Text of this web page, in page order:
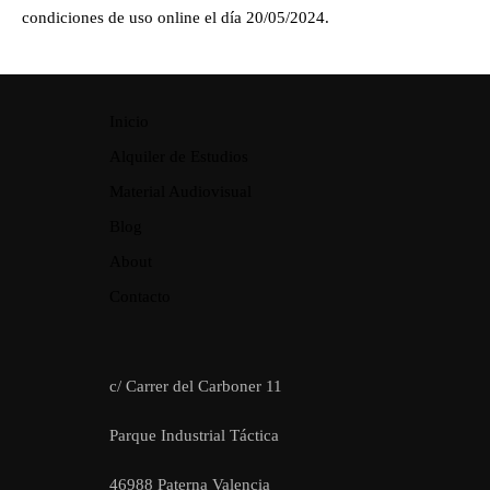
condiciones de uso online el día 20/05/2024.
c/ Carrer del Carboner 11
Parque Industrial Táctica
46988 Paterna Valencia